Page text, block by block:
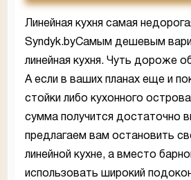
Линейная кухня самая
Syndyk.byСамым дешевым
линейная кухня. Чуть дороже
А если в ваших планах еще и
стойки либо кухонного
сумма получится достаточно
предлагаем вам остановить
линейной кухне, а вместо
использовать широкий